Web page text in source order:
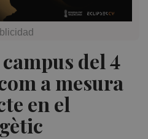
campus del 4
a mesura
en el